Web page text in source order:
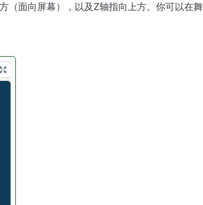
（面向屏幕），以及Z轴指向上方。你可以在